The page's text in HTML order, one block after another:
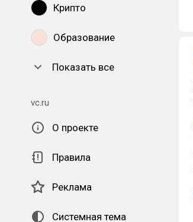
Крипто
Образование
Показать все
vc.ru
О проекте
Правила
Реклама
Системная тема